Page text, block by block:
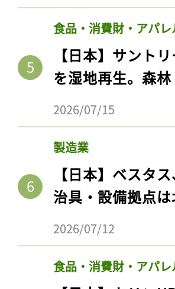
食品・消費財・アパレ
【日本】サント
を湿地再生。森
2026/07/15
製造業
【日本】ベスタ
治具・設備拠点
2026/07/12
食品・消費財・アパレ